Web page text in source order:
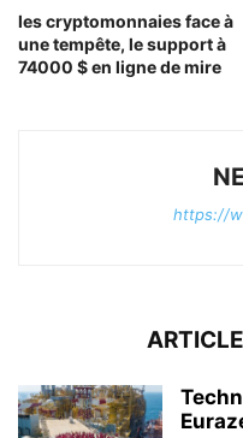
les cryptomonnaies face à
une tempête, le support à
74000 $ en ligne de mire
https://